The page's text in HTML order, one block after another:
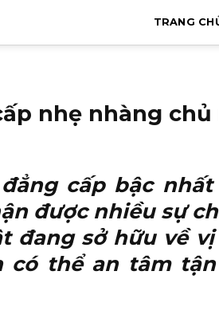
TRANG
nhẹ nhàng
cấp bậc
được nhiều sự
đang sở hữu về
thể an tâm